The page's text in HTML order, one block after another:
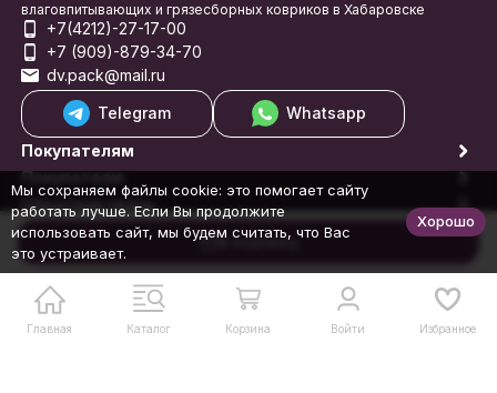
В корзину
Главная Каталог Корзина Войти Избранное
влаговпитывающих и грязесборных ковриков в Хабаровске
+7(4212)-27-17-00
+7 (909)-879-34-70
dv.pack@mail.ru
Telegram
Whatsapp
Покупателям
Покупателю
Обратная связь
© 1998-2026 Еврогифт
Мы сохраняем файлы cookie: это помогает сайту
работать лучше. Если Вы продолжите
использовать сайт, мы будем считать, что Вас
это устраивает.
Хорошо